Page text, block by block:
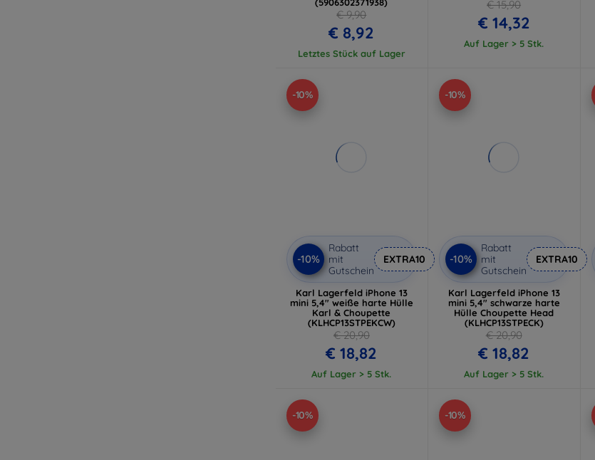
€ 9,90
€ 8,92
Letztes Stück auf Lager
€ 15,90
€ 14,32
Auf Lager > 5 Stk.
-10%
-10%
Rabatt
mit
Gutschein
EXTRA10
Karl Lagerfeld iPhone 13
mini 5,4" weiße harte Hülle
Karl & Choupette
(KLHCP13STPEKCW)
€ 20,90
€ 18,82
Auf Lager > 5 Stk.
-10%
-10%
Rabatt
mit
Gutschein
EXTRA10
Karl Lagerfeld iPhone 13
mini 5,4" schwarze harte
Hülle Choupette Head
(KLHCP13STPECK)
€ 20,90
€ 18,82
Auf Lager > 5 Stk.
-10% -10%